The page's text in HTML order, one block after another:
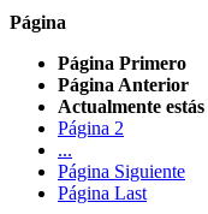
Página
Página Primero
Página Anterior
Actualmente
Página 2
...
Página Siguiente
Página Last